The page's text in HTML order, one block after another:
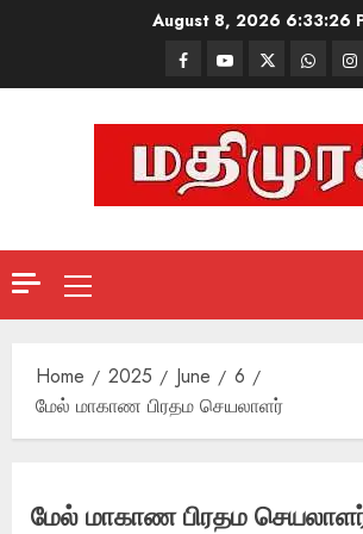
August 8, 2026 6:33:27
FacebookMathemurasu
TV
Twitter
Primary
Menu
Home 2025 June
6
மேல் மாகாண பிரதம செயலாளர்
மேல் மாகாண பிரதம